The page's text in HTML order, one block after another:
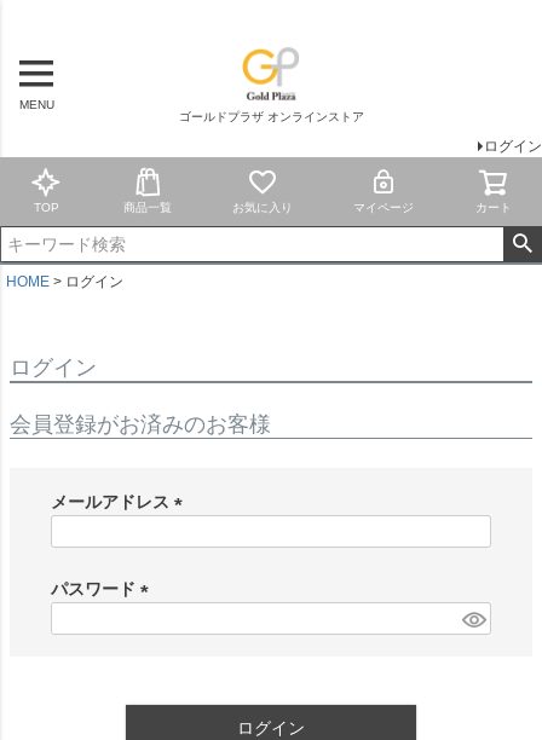
MENU
ゴールドプラザ オンラインストア
ログイン
TOP 商品一覧 お気に入り マイページ カート
HOME ログイン
ログイン
会員登録がお済みのお客様
メールアドレス
)
パスワード
ログイン